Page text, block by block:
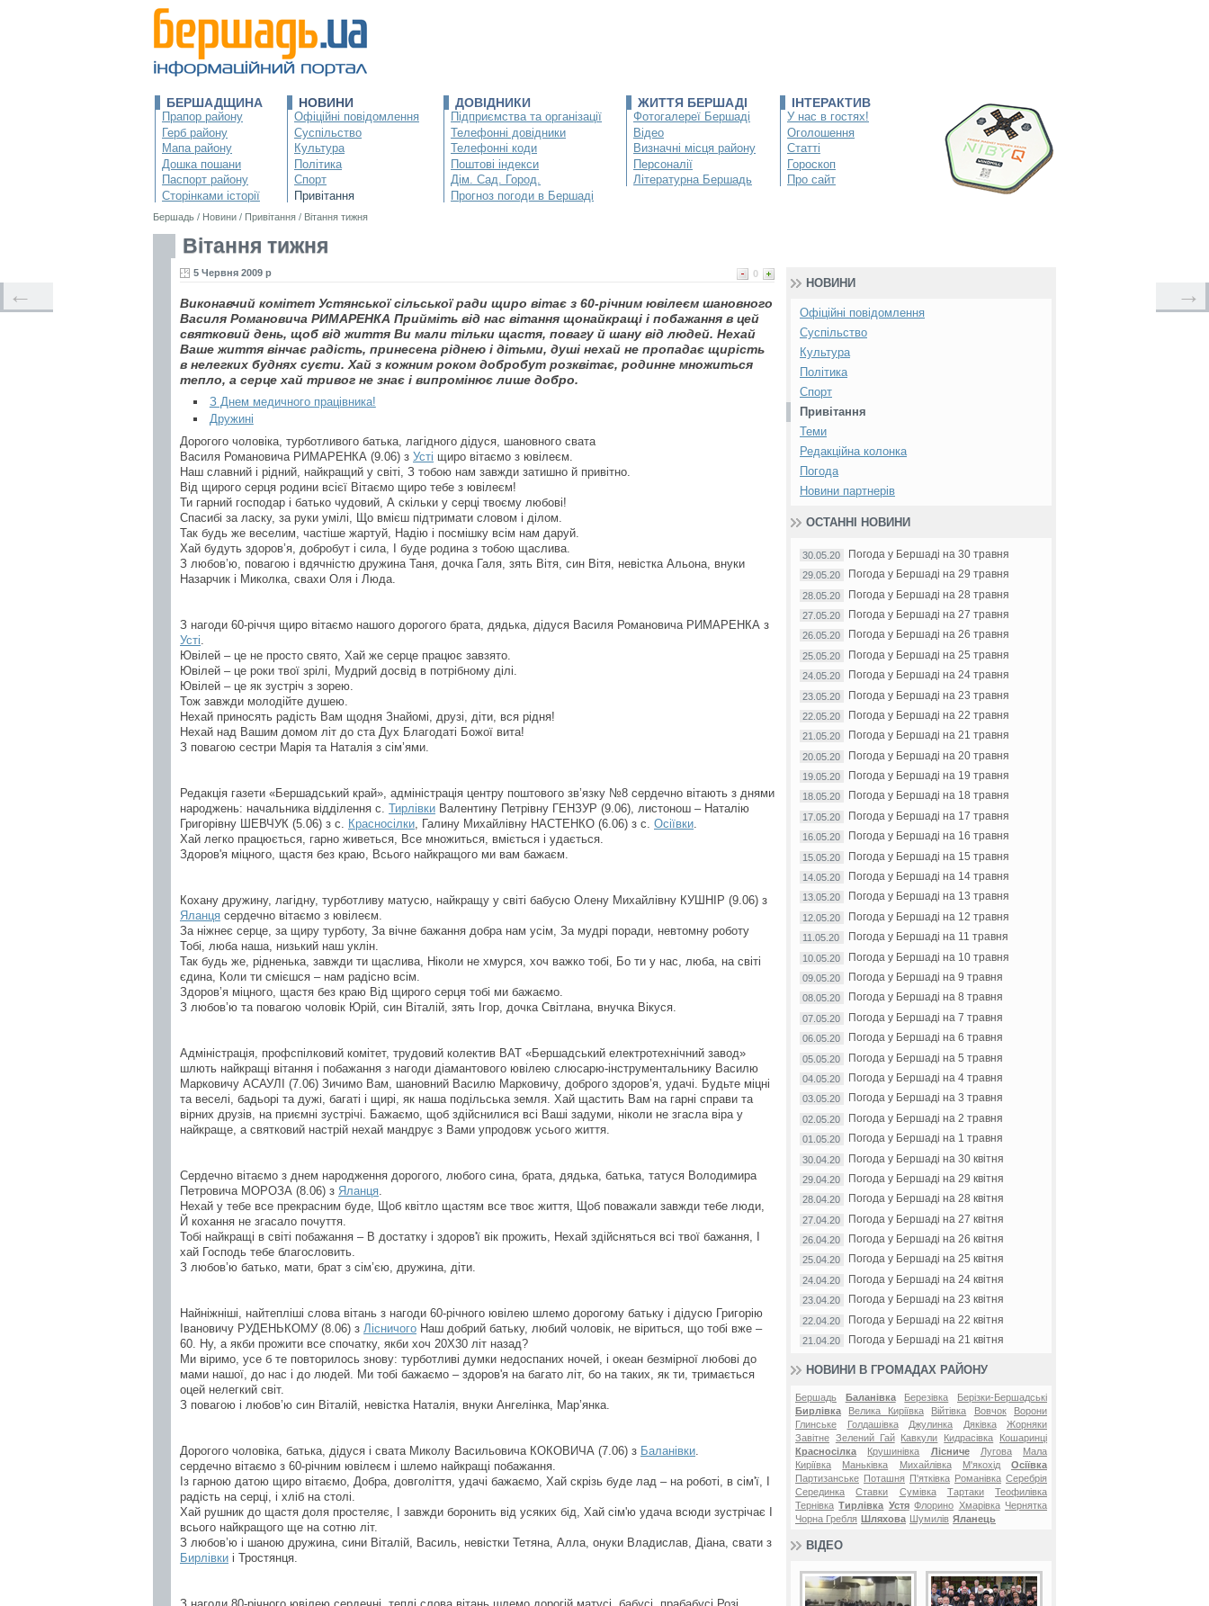
БЕРШАДЩИНА
Прапор району
Герб району
Мапа району
Дошка пошани
Паспорт району
Сторінками історії
НОВИНИ
Офіційні повідомлення
Суспільство
Культура
Політика
Спорт
Привітання
ДОВІДНИКИ
Підприємства та організації
Телефонні довідники
Телефонні коди
Поштові індекси
Дім. Сад. Город.
Прогноз погоди в Бершаді
ЖИТТЯ БЕРШАДІ
Фотогалереї Бершаді
Відео
Визначні місця району
Персоналії
Літературна Бершадь
ІНТЕРАКТИВ
У нас в гостях!
Оголошення
Статті
Гороскоп
Про сайт
Бершадь / Новини / Привітання / Вітання тижня
Вітання тижня
0
5 Червня 2009 р
Виконавчий комітет Устянської сільської ради щиро вітає з 60-річним ювілеєм шановного
Василя Романовича РИМАРЕНКА Прийміть від нас вітання щонайкращі і побажання в цей
святковий день, щоб від життя Ви мали тільки щастя, повагу й шану від людей. Нехай
Ваше життя вінчає радість, принесена ріднею і дітьми, душі нехай не пропадає щирість
в нелегких буднях суєти. Хай з кожним роком добробут розквітає, родинне множиться
тепло, а серце хай тривог не знає і випромінює лише добро.
З Днем медичного працівника!
Дружині
Дорогого чоловіка, турботливого батька, лагідного дідуся, шановного свата
Василя Романовича РИМАРЕНКА (9.06) з Усті щиро вітаємо з ювілеєм.
Наш славний і рідний, найкращий у світі, З тобою нам завжди затишно й привітно.
Від щирого серця родини всієї Вітаємо щиро тебе з ювілеєм!
Ти гарний господар і батько чудовий, А скільки у серці твоєму любові!
Спасибі за ласку, за руки умілі, Що вмієш підтримати словом і ділом.
Так будь же веселим, частіше жартуй, Надію і посмішку всім нам даруй.
Хай будуть здоров’я, добробут і сила, І буде родина з тобою щаслива.
З любов’ю, повагою і вдячністю дружина Таня, дочка Галя, зять Вітя, син Вітя, невістка Альона, внуки
Назарчик і Миколка, свахи Оля і Люда.
З нагоди 60-річчя щиро вітаємо нашого дорогого брата, дядька, дідуся Василя Романовича РИМАРЕНКА з
Усті
Ювілей – це не просто свято, Хай же серце працює завзято.
Ювілей – це роки твої зрілі, Мудрий досвід в потрібному ділі.
Ювілей – це як зустріч з зорею.
Тож завжди молодійте душею.
Нехай приносять радість Вам щодня Знайомі, друзі, діти, вся рідня!
Нехай над Вашим домом літ до ста Дух Благодаті Божої вита!
З повагою сестри Марія та Наталія з сім’ями.
Редакція газети «Бершадський край», адміністрація центру поштового зв’язку №8 сердечно вітають з днями
народжень: начальника відділення с. Тирлівки Валентину Петрівну ГЕНЗУР (9.06), листонош – Наталію
Григорівну ШЕВЧУК (5.06) з с.
Красносілки , Галину Михайлівну НАСТЕНКО (6.06) з с. Осіївки
Хай легко працюється, гарно живеться, Все множиться, вміється і удається.
Здоров'я міцного, щастя без краю, Всього найкращого ми вам бажаєм.
Кохану дружину, лагідну, турботливу матусю, найкращу у світі бабусю Олену Михайлівну КУШНІР (9.06) з
Яланця сердечно вітаємо з ювілеєм.
За ніжнеє серце, за щиру турботу, За вічне бажання добра нам усім, За мудрі поради, невтомну роботу
Тобі, люба наша, низький наш уклін.
Так будь же, рідненька, завжди ти щаслива, Ніколи не хмурся, хоч важко тобі, Бо ти у нас, люба, на світі
єдина, Коли ти смієшся – нам радісно всім.
Здоров’я міцного, щастя без краю Від щирого серця тобі ми бажаємо.
З любов’ю та повагою чоловік Юрій, син Віталій, зять Ігор, дочка Світлана, внучка Вікуся.
Адміністрація, профспілковий комітет, трудовий колектив ВАТ «Бершадський електротехнічний завод»
шлють найкращі вітання і побажання з нагоди діамантового ювілею слюсарю-інструментальнику Василю
Марковичу АСАУЛІ (7.06) Зичимо Вам, шановний Василю Марковичу, доброго здоров’я, удачі. Будьте міцні
та веселі, бадьорі та дужі, багаті і щирі, як наша подільська земля. Хай щастить Вам на гарні справи та
вірних друзів, на приємні зустрічі. Бажаємо, щоб здійснилися всі Ваші задуми, ніколи не згасла віра у
найкраще, а святковий настрій нехай мандрує з Вами упродовж усього життя.
Сердечно вітаємо з днем народження дорогого, любого сина, брата, дядька, батька, татуся Володимира
Петровича МОРОЗА (8.06) з Яланця
Нехай у тебе все прекрасним буде, Щоб квітло щастям все твоє життя, Щоб поважали завжди тебе люди,
Й кохання не згасало почуття.
Тобі найкращі в світі побажання – В достатку і здоров'ї вік прожить, Нехай здійсняться всі твої бажання, І
хай Господь тебе благословить.
З любов’ю батько, мати, брат з сім’єю, дружина, діти.
Найніжніші, найтепліші слова вітань з нагоди 60-річного ювілею шлемо дорогому батьку і дідусю Григорію
Івановичу РУДЕНЬКОМУ (8.06) з Лісничого Наш добрий батьку, любий чоловік, не віриться, що тобі вже –
60. Ну, а якби прожити все спочатку, якби хоч 20X30 літ назад?
Ми віримо, усе б те повторилось знову: турботливі думки недоспаних ночей, і океан безмірної любові до
мами нашої, до нас і до людей. Ми тобі бажаємо – здоров'я на багато літ, бо на таких, як ти, тримається
оцей нелегкий світ.
З повагою і любов’ю син Віталій, невістка Наталія, внуки Ангелінка, Мар’янка.
Дорогого чоловіка, батька, дідуся і свата Миколу Васильовича КОКОВИЧА (7.06) з Баланівки
сердечно вітаємо з 60-річним ювілеєм і шлемо найкращі побажання.
Із гарною датою щиро вітаємо, Добра, довголіття, удачі бажаємо, Хай скрізь буде лад – на роботі, в сім'ї, І
радість на серці, і хліб на столі.
Хай рушник до щастя доля простеляє, І завжди боронить від усяких бід, Хай сім'ю удача всюди зустрічає І
всього найкращого ще на сотню літ.
З любов’ю і шаною дружина, сини Віталій, Василь, невістки Тетяна, Алла, онуки Владислав, Діана, свати з
Бирлівки і Тростянця.
← →
НОВИНИ
Офіційні повідомлення
Суспільство
Культура
Політика
Спорт
Привітання
Теми
Редакційна колонка
Погода
Новини партнерів
ОСТАННІ НОВИНИ
30.05.20 Погода у Бершаді на 30 травня
29.05.20 Погода у Бершаді на 29 травня
28.05.20 Погода у Бершаді на 28 травня
27.05.20 Погода у Бершаді на 27 травня
26.05.20 Погода у Бершаді на 26 травня
25.05.20 Погода у Бершаді на 25 травня
24.05.20 Погода у Бершаді на 24 травня
23.05.20 Погода у Бершаді на 23 травня
22.05.20 Погода у Бершаді на 22 травня
21.05.20 Погода у Бершаді на 21 травня
20.05.20 Погода у Бершаді на 20 травня
19.05.20 Погода у Бершаді на 19 травня
18.05.20 Погода у Бершаді на 18 травня
17.05.20 Погода у Бершаді на 17 травня
16.05.20 Погода у Бершаді на 16 травня
15.05.20 Погода у Бершаді на 15 травня
14.05.20 Погода у Бершаді на 14 травня
13.05.20 Погода у Бершаді на 13 травня
12.05.20 Погода у Бершаді на 12 травня
11.05.20 Погода у Бершаді на 11 травня
10.05.20 Погода у Бершаді на 10 травня
09.05.20 Погода у Бершаді на 9 травня
08.05.20 Погода у Бершаді на 8 травня
07.05.20 Погода у Бершаді на 7 травня
06.05.20 Погода у Бершаді на 6 травня
05.05.20 Погода у Бершаді на 5 травня
04.05.20 Погода у Бершаді на 4 травня
03.05.20 Погода у Бершаді на 3 травня
02.05.20 Погода у Бершаді на 2 травня
01.05.20 Погода у Бершаді на 1 травня
30.04.20 Погода у Бершаді на 30 квітня
29.04.20 Погода у Бершаді на 29 квітня
28.04.20 Погода у Бершаді на 28 квітня
27.04.20 Погода у Бершаді на 27 квітня
26.04.20 Погода у Бершаді на 26 квітня
25.04.20 Погода у Бершаді на 25 квітня
24.04.20 Погода у Бершаді на 24 квітня
23.04.20 Погода у Бершаді на 23 квітня
22.04.20 Погода у Бершаді на 22 квітня
21.04.20 Погода у Бершаді на 21 квітня
НОВИНИ В ГРОМАДАХ РАЙОНУ
Бершадь Баланівка Березівка
Берізки-Бершадські
Бирлівка
Велика Киріївка Війтівка Вовчок
Ворони
Глинське
Голдашівка Джулинка Дяківка
Жорняки
Завітне Зелений Гай Кавкули Кидрасівка
Кошаринці
Красносілка
Крушинівка Лісниче Лугова
Мала
Киріївка
Маньківка Михайлівка М'якохід
Осіївка
Партизанське Поташня П'ятківка Романівка Серебрія
Серединка
Ставки Сумівка Тартаки
Теофилівка
Тернівка Тирлівка Устя Флорино Хмарівка Чернятка
Чорна Гребля Шляхова Шумилів Яланець
ВІДЕО